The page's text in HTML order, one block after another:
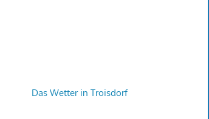
Das Wetter in Troisdorf